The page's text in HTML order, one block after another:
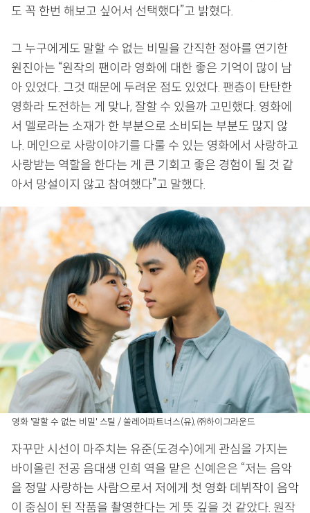
도 꼭 한번 해보고 싶어서 선택했다”고 밝혔다.
그 누구에게도 말할 수 없는 비밀을 간직한 정아를 연기한
원진아는 “원작의 팬이라 영화에 대한 좋은 기억이 많이 남
아 있었다. 그것 때문에 두려운 점도 있었다. 팬층이 탄탄한
영화라 도전하는 게 맞나, 잘할 수 있을까 고민했다. 영화에
서 멜로라는 소재가 한 부분으로 소비되는 부분도 많지 않
나. 메인으로 사랑이야기를 다룰 수 있는 영화에서 사랑하고
사랑받는 역할을 한다는 게 큰 기회고 좋은 경험이 될 것 같
아서 망설이지 않고 참여했다”고 말했다.
영화 '말할 수 없는 비밀' 스틸 / 쏠레어파트너스(유), ㈜하이그라운드
자꾸만 시선이 마주치는 유준(도경수)에게 관심을 가지는
바이올린 전공 음대생 인희 역을 맡은 신예은은 “저는 음악
을 정말 사랑하는 사람으로서 저에게 첫 영화 데뷔작이 음악
이 중심이 된 작품을 촬영한다는 게 뜻 깊을 것 같았다. 원작